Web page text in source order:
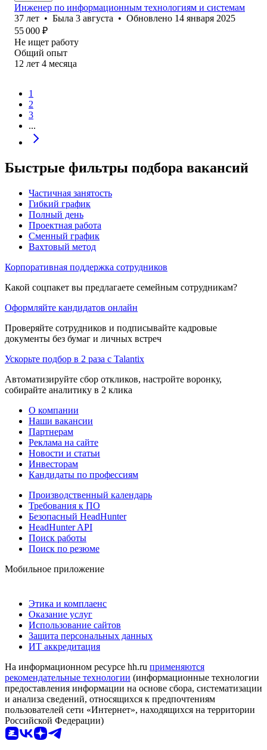
Инженер по информационным технологиям и системам
37 лет • Была 3 августа • Обновлено 14 января 2025
55 000 ₽
Не ищет работу
Общий опыт
12 лет 4 месяца
1
2
3
...
Быстрые фильтры подбора вакансий
Частичная занятость
Гибкий график
Полный день
Проектная работа
Сменный график
Вахтовый метод
Корпоративная поддержка сотрудников
Какой соцпакет вы предлагаете семейным сотрудникам?
Оформляйте кандидатов онлайн
Проверяйте сотрудников и подписывайте кадровые
документы без бумаг и личных встреч
Ускорьте подбор в 2 раза с Talantix
Автоматизируйте сбор откликов, настройте воронку,
собирайте аналитику в 2 клика
О компании
Наши вакансии
Партнерам
Реклама на сайте
Новости и статьи
Инвесторам
Кандидаты по профессиям
Производственный календарь
Требования к ПО
Безопасный HeadHunter
HeadHunter API
Поиск работы
Поиск по резюме
Мобильное приложение
Этика и комплаенс
Оказание услуг
Использование сайтов
Защита персональных данных
ИТ аккредитация
На информационном ресурсе hh.ru применяются
рекомендательные технологии (информационные технологии
предоставления информации на основе сбора, систематизации
и анализа сведений, относящихся к предпочтениям
пользователей сети «Интернет», находящихся на территории
Российской Федерации)